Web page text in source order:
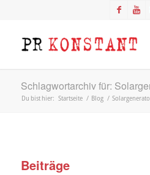
Schlagwortarchiv für:
Du bist hier: Startseite / Blog /
Beiträge